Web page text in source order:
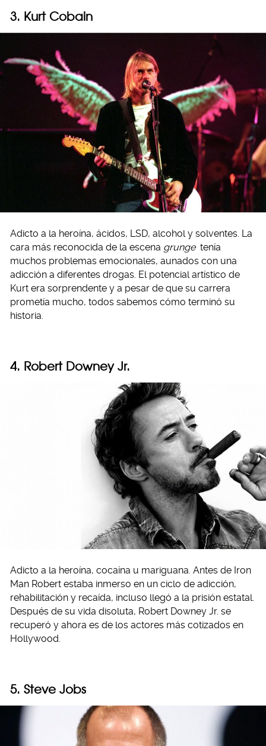
3. Kurt Cobain
Adicto a la heroína, ácidos, LSD, alcohol y solventes. La
cara más reconocida de la escena grunge tenía
muchos problemas emocionales, aunados con una
adicción a diferentes drogas. El potencial artístico de
Kurt era sorprendente y a pesar de que su carrera
prometía mucho, todos sabemos cómo terminó su
historia.
4. Robert Downey Jr.
Adicto a la heroína, cocaína u mariguana. Antes de Iron
Man Robert estaba inmerso en un ciclo de adicción,
rehabilitación y recaída, incluso llegó a la prisión estatal.
Después de su vida disoluta, Robert Downey Jr. se
recuperó y ahora es de los actores más cotizados en
Hollywood.
5. Steve Jobs